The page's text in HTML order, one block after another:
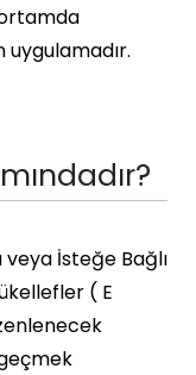
İsteğe Bağlı
( E